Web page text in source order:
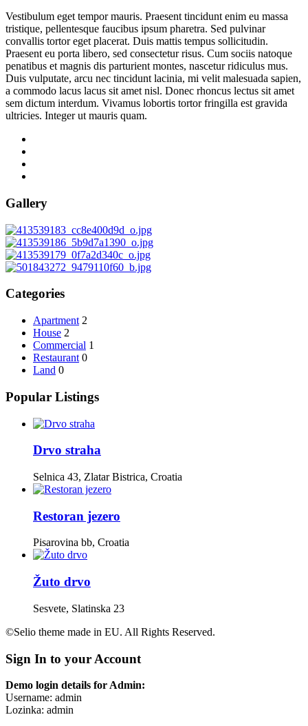
Vestibulum eget tempor mauris. Praesent tincidunt enim eu massa
tristique, pellentesque faucibus ipsum pharetra. Sed pulvinar
convallis tortor eget placerat. Duis mattis tempus sollicitudin.
Praesent eu porta libero, sed consectetur risus. Cum sociis natoque
penatibus et magnis dis parturient montes, nascetur ridiculus mus.
Duis vulputate, arcu nec tincidunt lacinia, mi velit malesuada sapien,
a commodo lacus lacus sit amet nisl. Donec rhoncus lectus sit amet
sem dictum interdum. Vivamus lobortis tortor fringilla est gravida
ultricies. Integer ut mauris quam.
Gallery
Categories
Apartment 2
House 2
Commercial 1
Restaurant 0
Land 0
Popular Listings
Drvo straha
Selnica 43, Zlatar Bistrica, Croatia
Restoran jezero
Pisarovina bb, Croatia
Žuto drvo
Sesvete, Slatinska 23
©Selio theme made in EU. All Rights Reserved.
Sign In to your Account
Demo login details for Admin:
Username: admin
Lozinka: admin